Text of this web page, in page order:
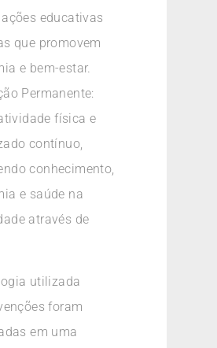
educativas
que promovem
e bem-estar.
Permanente:
física e
contínuo,
conhecimento,
e saúde na
através de
utilizada
foram
em uma